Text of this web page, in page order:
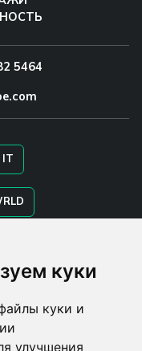
куки
куки и
улучшения
5464
IT